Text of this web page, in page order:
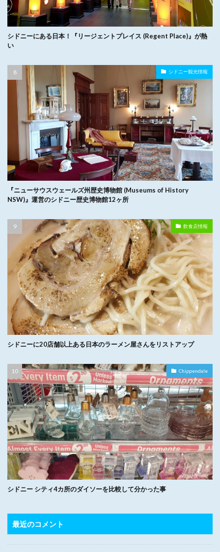
シドニーにある日本！『リージェントプレイス (Regent Place)』が熱
い
シドニー観光情報
『ニューサウスウェールズ州歴史博物館 (Museums of History
NSW)』運営のシドニー歴史博物館12ヶ所
飲食店情報
シドニーに20店舗以上ある日本のラーメン屋さんをリストアップ
Chippendale
シドニー シティ4カ所のダイソーを比較して分かった事
最近のコメント